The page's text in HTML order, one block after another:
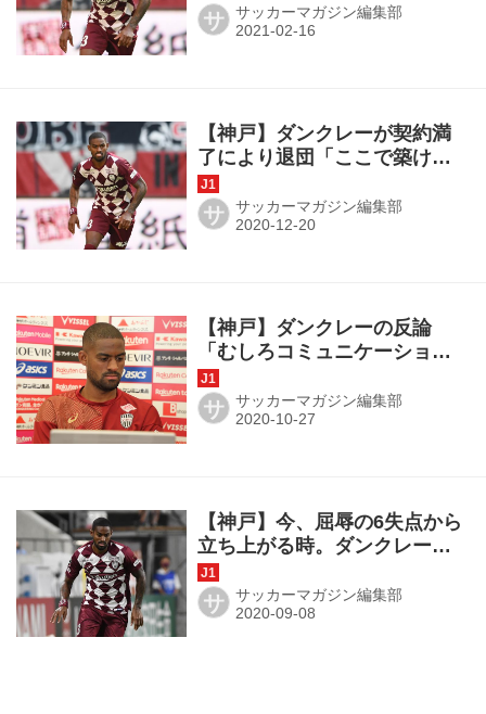
サ サッカーマガジン編集部
【神戸】ダンクレーが契約満
了により退団「ここで築けた
関係は一生もの」
サ サッカーマガジン編集部
【神戸】ダンクレーの反論
「むしろコミュニケーション
は取れている」
サ サッカーマガジン編集部
【神戸】今、屈辱の6失点から
立ち上がる時。ダンクレー
「強くつながって戦う」
サ サッカーマガジン編集部